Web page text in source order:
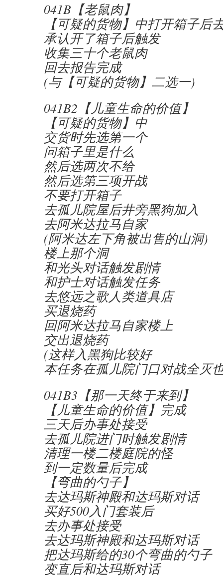
041B【老鼠肉】
【可疑的货物】中打开箱子后
承认开了箱子后触发
收集三十个老鼠肉
回去报告完成
(与【可疑的货物】二选一)
041B2【儿童生命的价值】
【可疑的货物】中
交货时先选第一个
问箱子里是什么
然后选两次不给
然后选第三项开战
不要打开箱子
去孤儿院屋后井旁黑狗加入
去阿米达拉马自家
(阿米达左下角被出售的山洞)
楼上那个洞
和光头对话触发剧情
和护士对话触发任务
去悠远之歌人类道具店
买退烧药
回阿米达拉马自家楼上
交出退烧药
(这样入黑狗比较好
本任务在孤儿院门口对战全灭
041B3【那一天终于来到】
【儿童生命的价值】完成
三天后办事处接受
去孤儿院进门时触发剧情
清理一楼二楼庭院的怪
到一定数量后完成
【弯曲的勺子】
去达玛斯神殿和达玛斯对话
买好500入门套装后
去办事处接受
去达玛斯神殿和达玛斯对话
把达玛斯给的30个弯曲的勺子
变直后和达玛斯对话